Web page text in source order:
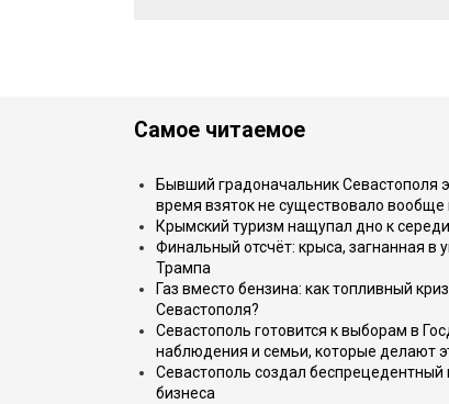
Самое читаемое
Бывший градоначальник Севастополя
время взяток не существовало вообще
Крымский туризм нащупал дно к
Финальный отсчёт: крыса, загнанная в
Трампа
Газ вместо бензина: как топливный
Севастополя?
Севастополь готовится к выборам в
наблюдения и семьи, которые делают
Севастополь создал беспрецедентный
бизнеса